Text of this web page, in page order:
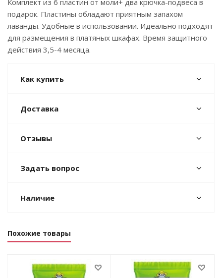
Комплект из 6 пластин от моли+ два крючка-подвеса в
подарок. Пластины обладают приятным запахом
лаванды. Удобные в использовании. Идеально подходят
для размещения в платяных шкафах. Время защитного
действия 3,5-4 месяца.
Как купить
Доставка
Отзывы
Задать вопрос
Наличие
Похожие товары